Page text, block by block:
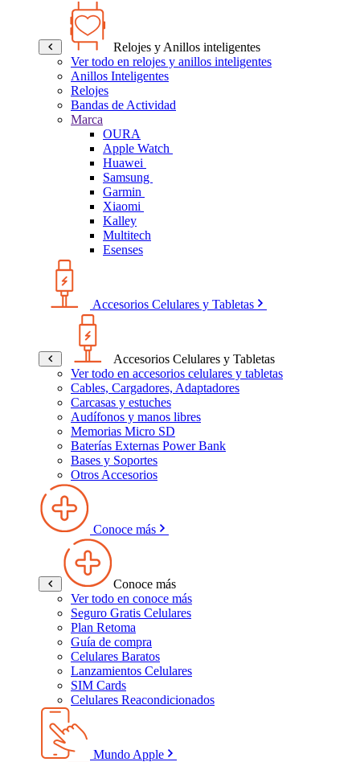
Relojes y Anillos inteligentes
Ver todo en relojes y anillos inteligentes
Anillos Inteligentes
Relojes
Bandas de Actividad
Marca
OURA
Apple Watch
Huawei
Samsung
Garmin
Xiaomi
Kalley
Multitech
Esenses
Accesorios Celulares y Tabletas
Accesorios Celulares y Tabletas
Ver todo en accesorios celulares y tabletas
Cables, Cargadores, Adaptadores
Carcasas y estuches
Audífonos y manos libres
Memorias Micro SD
Baterías Externas Power Bank
Bases y Soportes
Otros Accesorios
Conoce más
Conoce más
Ver todo en conoce más
Seguro Gratis Celulares
Plan Retoma
Guía de compra
Celulares Baratos
Lanzamientos Celulares
SIM Cards
Celulares Reacondicionados
Mundo Apple